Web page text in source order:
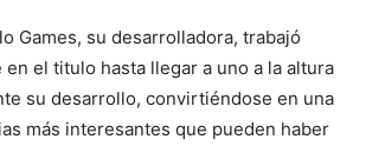
Games, su desarrolladora, trabajó
en el titulo hasta llegar a uno a la altura
su desarrollo, convirtiéndose en una
más interesantes que pueden haber